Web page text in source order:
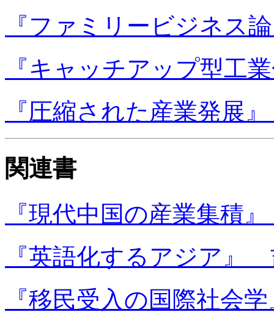
『ファミリービジネス
『キャッチアップ型工
『圧縮された産業発展
関連書
『現代中国の産業集積
『英語化するアジア』
『移民受入の国際社会